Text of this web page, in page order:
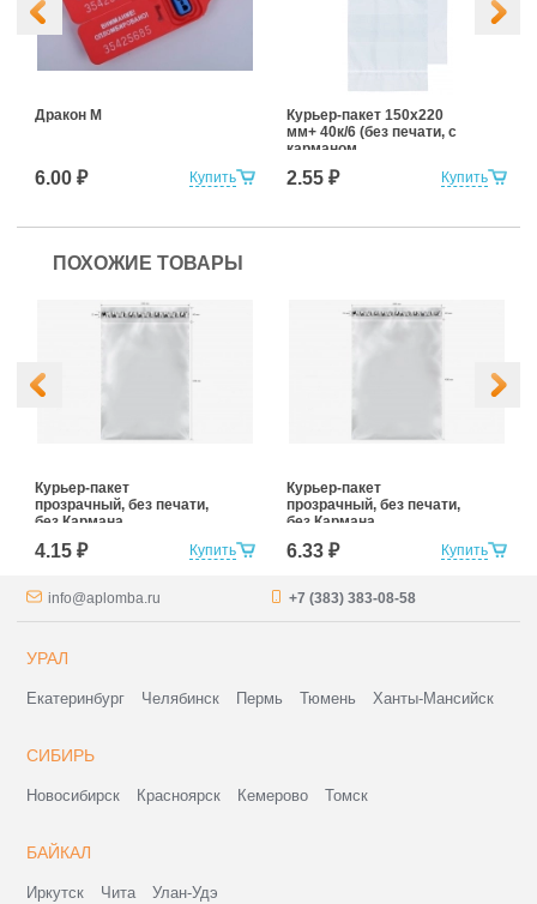
Купить
Дракон М
6.00 ₽ Купить
Курьер-пакет 150х220
мм+ 40к/6 (без печати, с
карманом
сопроводительной
документации)
2.55 ₽
ПОХОЖИЕ ТОВАРЫ
Купить
Курьер-пакет
прозрачный, без печати,
без Кармана
Сопроводительной
Документации
маркетплейсов)
4.15 ₽ Купить
Курьер-пакет
прозрачный, без печати,
без Кармана
Сопроводительной
Документации
маркетплейсов)
6.33 ₽
info@aplomba.ru +7 (383) 383-08-58
УРАЛ
Екатеринбург Челябинск Пермь Тюмень Ханты-Мансийск
СИБИРЬ
Новосибирск Красноярск Кемерово Томск
БАЙКАЛ
Иркутск Чита Улан-Удэ